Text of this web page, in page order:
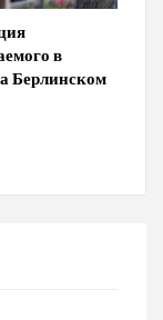
в
Берлинском